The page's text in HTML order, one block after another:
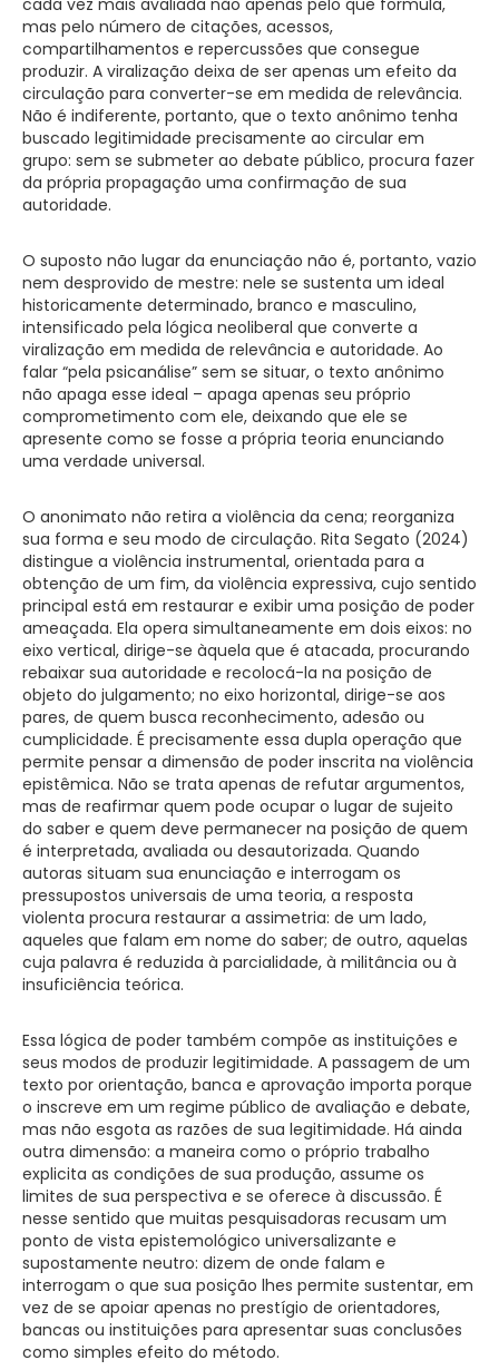
mas pelo número de citações, acessos,
compartilhamentos e repercussões que consegue
produzir. A viralização deixa de ser apenas um efeito da
circulação para converter-se em medida de relevância.
Não é indiferente, portanto, que o texto anônimo tenha
buscado legitimidade precisamente ao circular em
grupo: sem se submeter ao debate público, procura fazer
da própria propagação uma confirmação de sua
autoridade.
O suposto não lugar da enunciação não é, portanto, vazio
nem desprovido de mestre: nele se sustenta um ideal
historicamente determinado, branco e masculino,
intensificado pela lógica neoliberal que converte a
viralização em medida de relevância e autoridade. Ao
falar “pela psicanálise” sem se situar, o texto anônimo
não apaga esse ideal – apaga apenas seu próprio
comprometimento com ele, deixando que ele se
apresente como se fosse a própria teoria enunciando
uma verdade universal.
O anonimato não retira a violência da cena; reorganiza
sua forma e seu modo de circulação. Rita Segato (2024)
distingue a violência instrumental, orientada para a
obtenção de um fim, da violência expressiva, cujo sentido
principal está em restaurar e exibir uma posição de poder
ameaçada. Ela opera simultaneamente em dois eixos: no
eixo vertical, dirige-se àquela que é atacada, procurando
rebaixar sua autoridade e recolocá-la na posição de
objeto do julgamento; no eixo horizontal, dirige-se aos
pares, de quem busca reconhecimento, adesão ou
cumplicidade. É precisamente essa dupla operação que
permite pensar a dimensão de poder inscrita na violência
epistêmica. Não se trata apenas de refutar argumentos,
mas de reafirmar quem pode ocupar o lugar de sujeito
do saber e quem deve permanecer na posição de quem
é interpretada, avaliada ou desautorizada. Quando
autoras situam sua enunciação e interrogam os
pressupostos universais de uma teoria, a resposta
violenta procura restaurar a assimetria: de um lado,
aqueles que falam em nome do saber; de outro, aquelas
cuja palavra é reduzida à parcialidade, à militância ou à
insuficiência teórica.
Essa lógica de poder também compõe as instituições e
seus modos de produzir legitimidade. A passagem de um
texto por orientação, banca e aprovação importa porque
o inscreve em um regime público de avaliação e debate,
mas não esgota as razões de sua legitimidade. Há ainda
outra dimensão: a maneira como o próprio trabalho
explicita as condições de sua produção, assume os
limites de sua perspectiva e se oferece à discussão. É
nesse sentido que muitas pesquisadoras recusam um
ponto de vista epistemológico universalizante e
supostamente neutro: dizem de onde falam e
interrogam o que sua posição lhes permite sustentar, em
vez de se apoiar apenas no prestígio de orientadores,
bancas ou instituições para apresentar suas conclusões
como simples efeito do método.